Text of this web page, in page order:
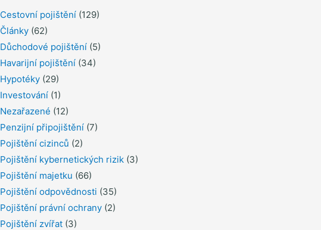
Cestovní pojištění(129)
Články(62)
Důchodové pojištění(5)
Havarijní pojištění(34)
Hypotéky(29)
Investování(1)
Nezařazené (12)
Penzijní připojištění(7)
Pojištění cizinců (2)
Pojištění kybernetických rizik(3)
Pojištění majetku (66)
Pojištění odpovědnosti (35)
Pojištění právní ochrany(2)
Pojištění zvířat(3)